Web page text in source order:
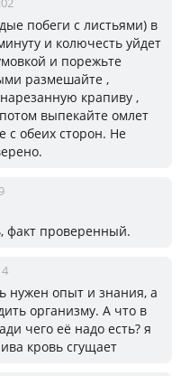
побеги с листьями) в
и колючесть уйдет
и порежьте
размешайте ,
крапиву ,
выпекайте омлет
с обеих сторон. Не
факт проверенный.
нужен опыт и знания, а
организму. А что в
чего её надо есть? я
кровь сгущает